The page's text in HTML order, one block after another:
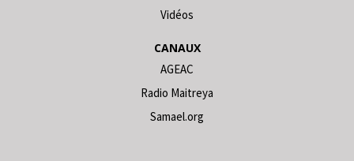
Vidéos
CANAUX
AGEAC
Radio Maitreya
Samael.org